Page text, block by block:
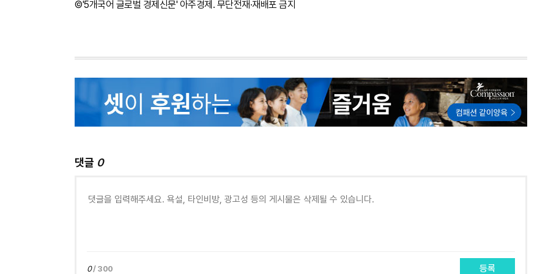
©'5개국어 글로벌 경제신문' 아주경제. 무단전재·재배포 금지
댓글 0
0/ 300 등록